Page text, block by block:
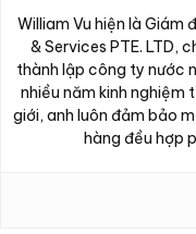
William Vu hiện là Giám
& Services PTE. LTD,
thành lập công ty nước
nhiều năm kinh nghiệm
giới, anh luôn đảm bảo
hàng đều hợp